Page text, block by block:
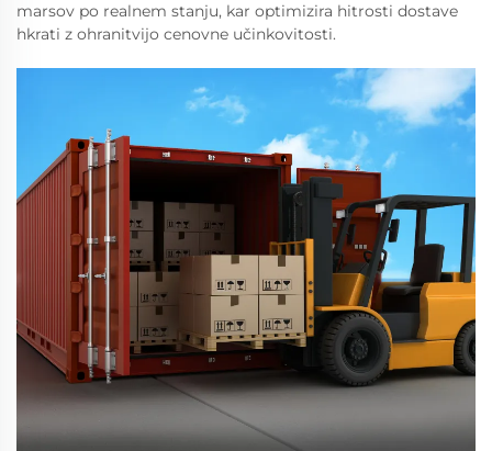
marsov po realnem stanju, kar optimizira hitrosti dostave
hkrati z ohranitvijo cenovne učinkovitosti.